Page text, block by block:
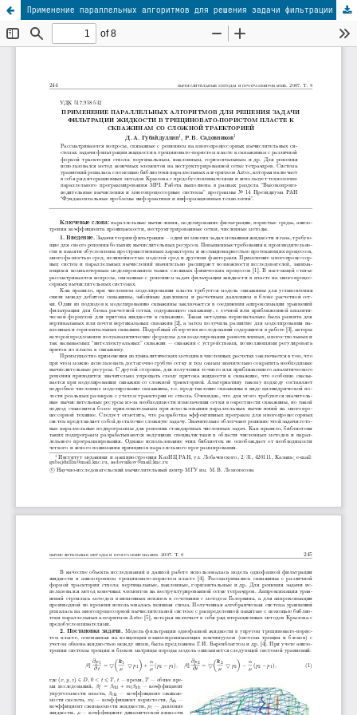
Применение параллельных алгоритмов для решения задачи фильтрации жидкости в трещиновато-пористом пласте к скважинам со сложной траекторией